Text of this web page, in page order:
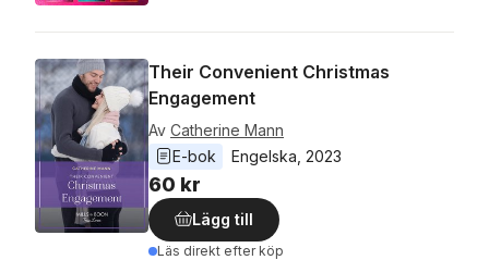
Their Convenient Christmas
Engagement
Av Catherine Mann
E-bok
Engelska 2023
60 kr
Lägg till
Läs direkt efter köp